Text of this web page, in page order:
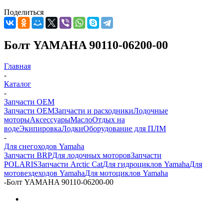
Поделиться
Болт YAMAHA 90110-06200-00
Главная
-
Каталог
-
Запчасти OEM
Запчасти OEMЗапчасти и расходникиЛодочные
моторыАксессуарыМаслоОтдых на
водеЭкипировкаЛодкиОборудование для ПЛМ
-
Для снегоходов Yamaha
Запчасти BRPДля лодочных моторовЗапчасти
POLARISЗапчасти Arctic CatДля гидроциклов YamahaДля
мотовездеходов YamahaДля мотоциклов Yamaha
-Болт YAMAHA 90110-06200-00